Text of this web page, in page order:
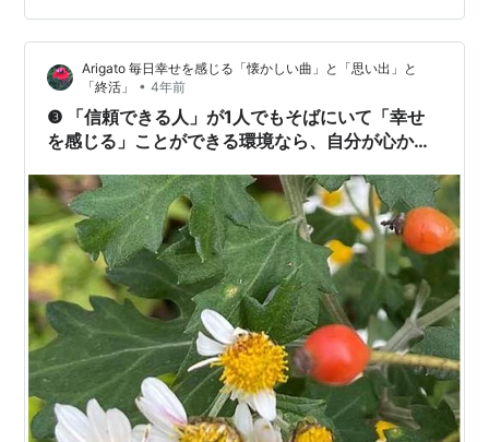
ることができませんでした。 シンビデュームはわが家で
も、毎年のように花を咲かせてくれます。 花持ちが良く
て、育てやすい。 うちはペットを飼育していませんが、
植物の鉢植えを手入れし、楽しんでいます。 老年を幸せ
にする条件とは？…
Arigato 毎日幸せを感じる「懐かしい曲」と「思い出」と
「終活」
• 4年前
❸ 「信頼できる人」が1人でもそばにいて「幸せ
を感じる」ことができる環境なら、自分が心から
る